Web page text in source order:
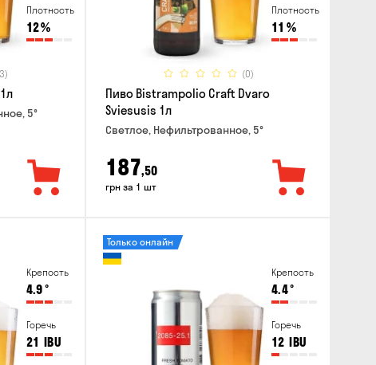
Плотность
12%
5°
Плотность
11 %
(0)
Пиво Bistrampolio Craft Dvaro
Sviesusis 1л
Светлое, Нефильтрованное, 5°
187,50
грн за 1 шт
Крепость
4.9°
Горечь
21 IBU
Крепость
4.4°
Горечь
12 IBU
Только онлайн